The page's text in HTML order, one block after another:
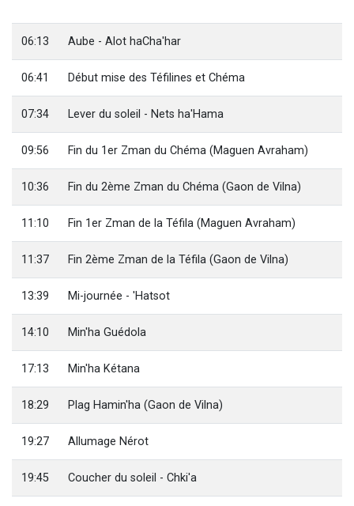
2 personnes viennent de nous rejoindre sur WhatsApp
2 nouvelles musiques dans Torah-Box Music
06:13 Aube - Alot haCha'har
06:41 Début mise des Téfilines et Chéma
07:34 Lever du soleil - Nets ha'Hama
09:56 Fin du 1er Zman du Chéma (Maguen Avraham)
10:36 Fin du 2ème Zman du Chéma (Gaon de Vilna)
11:10 Fin 1er Zman de la Téfila (Maguen Avraham)
11:37 Fin 2ème Zman de la Téfila (Gaon de Vilna)
13:39 Mi-journée - 'Hatsot
14:10 Min'ha Guédola
17:13 Min'ha Kétana
18:29 Plag Hamin'ha (Gaon de Vilna)
19:27 Allumage Nérot
19:45 Coucher du soleil - Chki'a